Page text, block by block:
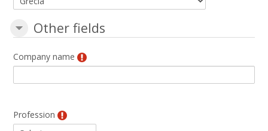
Other fields
Other fields
Other fields
Company name
Profession